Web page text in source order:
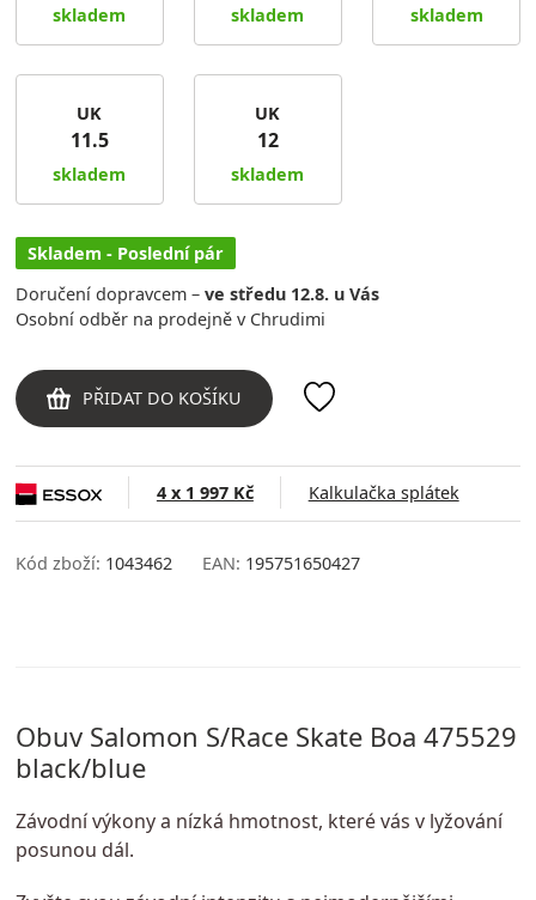
skladem skladem skladem
UK
11.5
skladem
UK
12
skladem
Skladem - Poslední pár
Doručení dopravcem – ve středu 12.8. u Vás
Osobní odběr na prodejně v Chrudimi
PŘIDAT DO KOŠÍKU
4 x 1 997 Kč Kalkulačka splátek
Kód zboží: 1043462 EAN: 195751650427
Obuv Salomon S/Race Skate Boa 475529
black/blue
Závodní výkony a nízká hmotnost, které vás v lyžování
posunou dál.